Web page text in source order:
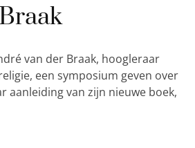
van der Braak, hoogleraar
een symposium geven over
aanleiding van zijn nieuwe boek,